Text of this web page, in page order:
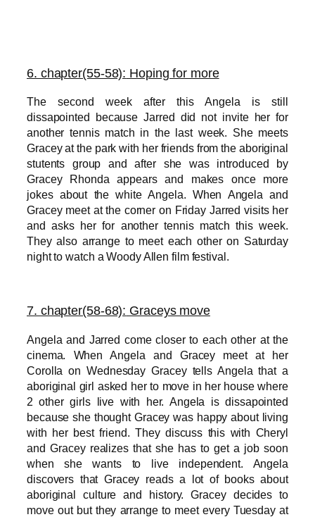
6. chapter(55-58): Hoping for more
The second week after this Angela is still
dissapointed because Jarred did not invite her for
another tennis match in the last week. She meets
Gracey at the park with her friends from the aboriginal
stutents group and after she was introduced by
Gracey Rhonda appears and makes once more
jokes about the white Angela. When Angela and
Gracey meet at the corner on Friday Jarred visits her
and asks her for another tennis match this week.
They also arrange to meet each other on Saturday
night to watch a Woody Allen film festival.
7. chapter(58-68): Graceys move
Angela and Jarred come closer to each other at the
cinema. When Angela and Gracey meet at her
Corolla on Wednesday Gracey tells Angela that a
aboriginal girl asked her to move in her house where
2 other girls live with her. Angela is dissapointed
because she thought Gracey was happy about living
with her best friend. They discuss this with Cheryl
and Gracey realizes that she has to get a job soon
when she wants to live independent. Angela
discovers that Gracey reads a lot of books about
aboriginal culture and history. Gracey decides to
move out but they arrange to meet every Tuesday at